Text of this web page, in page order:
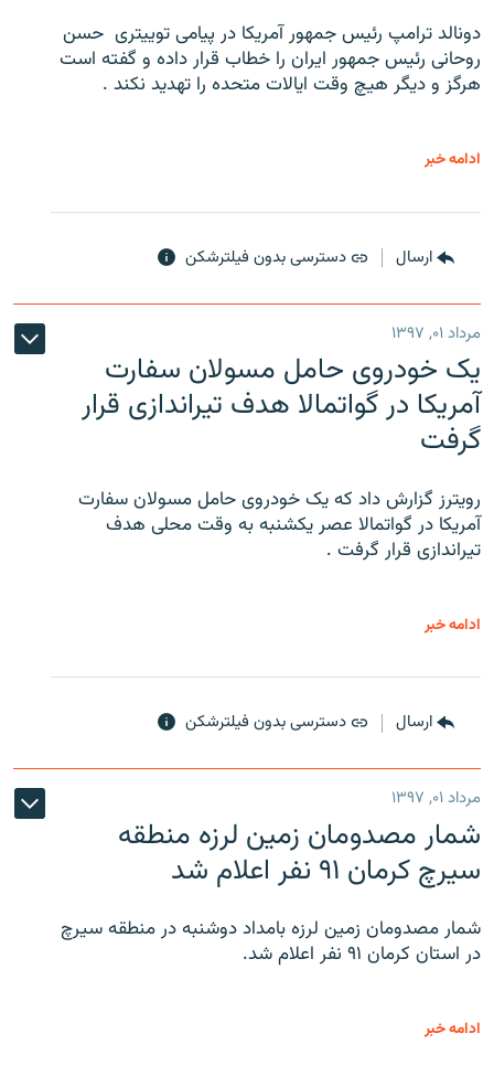
دونالد ترامپ رئیس جمهور آمریکا در پیامی توییتری ‌ حسن
روحانی رئیس جمهور ایران را خطاب قرار داده و گفته است
هرگز و دیگر هیچ وقت ایالات متحده را تهدید نکند .
ادامه خبر
ارسال دسترسی بدون فیلترشکن
مرداد ۰۱, ۱۳۹۷
یک خودروی حامل مسولان سفارت
آمریکا در گواتمالا هدف تیراندازی قرار
گرفت
رویترز گزارش داد که یک خودروی حامل مسولان سفارت
آمریکا در گواتمالا عصر یکشنبه به وقت محلی هدف
تیراندازی قرار گرفت .
ادامه خبر
ارسال دسترسی بدون فیلترشکن
مرداد ۰۱, ۱۳۹۷
شمار مصدومان زمین لرزه منطقه
سیرچ کرمان ۹۱ نفر اعلام شد
شمار مصدومان زمین لرزه بامداد دوشنبه در منطقه سیرچ
در استان کرمان ۹۱ نفر اعلام شد.
ادامه خبر